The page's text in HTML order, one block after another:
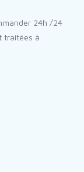
24h /24
traitées à